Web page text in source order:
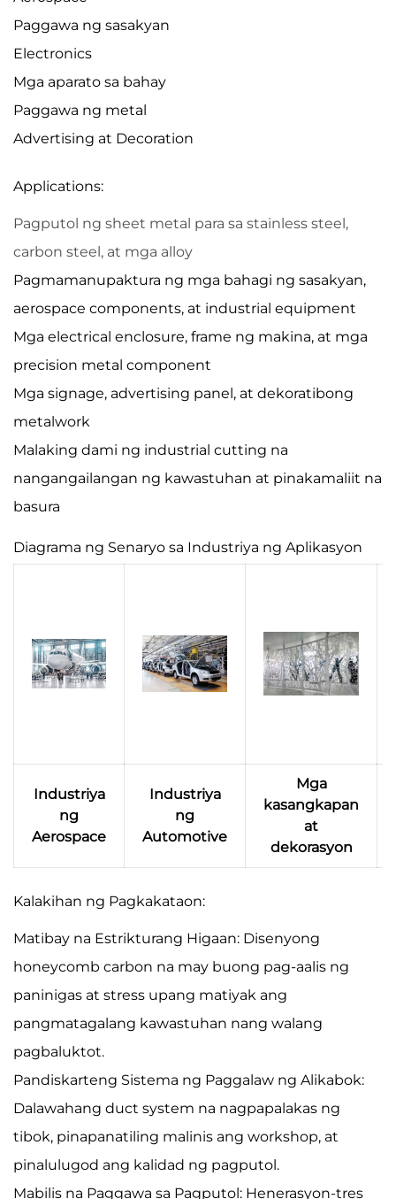
Paggawa ng sasakyan
Electronics
Mga aparato sa bahay
Paggawa ng metal
Advertising at Decoration
Applications:
Pagputol ng sheet metal para sa stainless steel,
carbon steel, at mga alloy
Pagmamanupaktura ng mga bahagi ng sasakyan,
aerospace components, at industrial equipment
Mga electrical enclosure, frame ng makina, at mga
precision metal component
Mga signage, advertising panel, at dekoratibong
metalwork
Malaking dami ng industrial cutting na
nangangailangan ng kawastuhan at pinakamaliit na
basura
Diagrama ng Senaryo sa Industriya ng Aplikasyon
Industriya
ng
Aerospace
Industriya
ng
Automotive
Mga
kasangkapan
at
dekorasyon
Kalakihan ng Pagkakataon:
Matibay na Estrikturang Higaan: Disenyong
honeycomb carbon na may buong pag-aalis ng
paninigas at stress upang matiyak ang
pangmatagalang kawastuhan nang walang
pagbaluktot.
Pandiskarteng Sistema ng Paggalaw ng Alikabok:
Dalawahang duct system na nagpapalakas ng
tibok, pinapanatiling malinis ang workshop, at
pinalulugod ang kalidad ng pagputol.
Mabilis na Paggawa sa Pagputol: Henerasyon-tres